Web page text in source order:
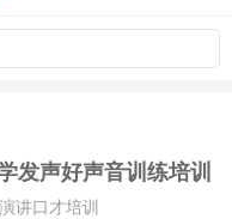
发声好声音训练培训
讲口才培训